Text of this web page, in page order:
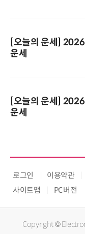
[오늘의 운세]
운세
[오늘의 운세]
운세
로그인 이용약관
사이트맵
PC버전
Copyright ©